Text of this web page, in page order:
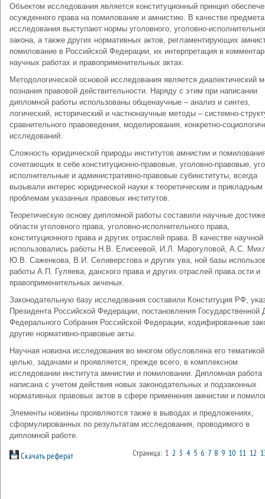
Объектом исследования является конституционный принцип
осужденного права на помилование и амнистию. В качестве предмета
исследования выступают нормы уголовного, уголовно-
закона, а также других нормативных актов, регламентирующих
помилование в Российской Федерации, их интерпретация в
научных работах и правоприменительных актах.
Методологической основой исследования является диалектический
познания правовой действительности. Наряду с этим при написании
дипломной работы использованы общенаучные – анализ и синтез,
логический, исторический и частнонаучные методы – системно-
сравнительного правоведения, моделирования, конкретно-
исследований.
Сложность юридической природы институтов амнистии и
сочетающих в себе конституционно-правовые, уголовно-правовые,
исполнительные и административно-правовые субинституты, всегда
вызывали интерес юридической науки к теоретическим и прикладным
проблемам указанных правовых институтов.
Теоретическую основу дипломной работы составили научные
области уголовного права, уголовно-исполнительного права,
конституционного права и других отраслей права. В качестве
использовались работы Н.В. Елисеевой, И.Л. Марогуловой, А.С.
Ю.В. Саженкова, В.И. Селиверстова и других ува, ной базы
работы А.П. Гуляева, данского права и других отраслей права.ости.и
правоприменительных акченых.
Законодательную базу исследования составили Конституция РФ,
Президента Российской Федерации, постановления Государственной
Федерального Собрания Российской Федерации, кодифированные
другие нормативно-правовые акты.
Научная новизна исследования во многом обусловлена его
целью, задачами и проявляется, прежде всего, в комплексном
исследовании института амнистии и помиловании. Дипломная работа
написана с учетом действия новых законодательных и подзаконных
нормативных правовых актов в сфере применения амнистии и
Элементы новизны проявляются также в выводах и предложениях,
сформулированных по результатам исследования, проводимого в
дипломной работе.
Скачать реферат Страница: 1 2 3 4 5 6 7 8 9 10 11 12